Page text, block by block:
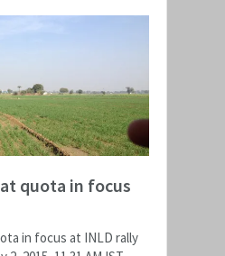
quota in focus
in focus at INLD rally